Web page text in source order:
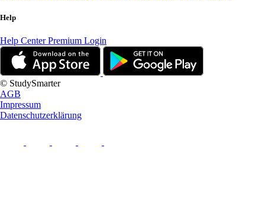
Help
Help CenterPremium Login
© StudySmarter
AGB
Impressum
Datenschutzerklärung